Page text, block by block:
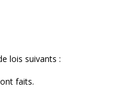
lois suivants :
faits.